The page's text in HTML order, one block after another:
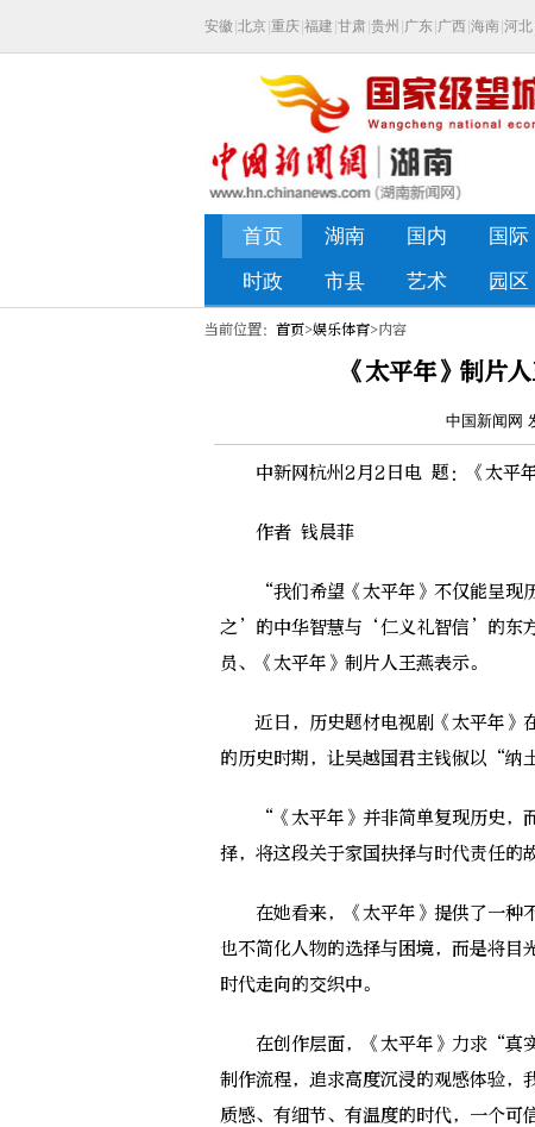
当前位置： 首页>娱乐体育>内容
《太平年》制片
中国新闻网
中新网杭州2月2日电 题：《太平年
作者 钱晨菲
“我们希望《太平年》不仅能呈现
之’的中华智慧与‘仁义礼智信’的东
员、《太平年》制片人王燕表示。
近日，历史题材电视剧《太平年》
的历史时期，让吴越国君主钱俶以“纳
“《太平年》并非简单复现历史，而
择，将这段关于家国抉择与时代责任的
在她看来，《太平年》提供了一种
也不简化人物的选择与困境，而是将
时代走向的交织中。
在创作层面，《太平年》力求“真
制作流程，追求高度沉浸的观感体验，
质感、有细节、有温度的时代，一个可